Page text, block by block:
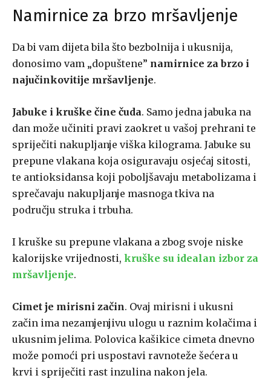
Namirnice za brzo mršavljenje
Da bi vam dijeta bila što bezbolnija i ukusnija,
donosimo vam „dopuštene” namirnice za brzo i
najučinkovitije mršavljenje.
Jabuke i kruške čine čuda. Samo jedna jabuka na
dan može učiniti pravi zaokret u vašoj prehrani te
spriječiti nakupljanje viška kilograma. Jabuke su
prepune vlakana koja osiguravaju osjećaj sitosti,
te antioksidansa koji poboljšavaju metabolizama i
sprečavaju nakupljanje masnoga tkiva na
području struka i trbuha.
I kruške su prepune vlakana a zbog svoje niske
kalorijske vrijednosti, kruške su idealan izbor za
mršavljenje.
Cimet je mirisni začin. Ovaj mirisni i ukusni
začin ima nezamjenjivu ulogu u raznim kolačima i
ukusnim jelima. Polovica kašikice cimeta dnevno
može pomoći pri uspostavi ravnoteže šećera u
krvi i spriječiti rast inzulina nakon jela.